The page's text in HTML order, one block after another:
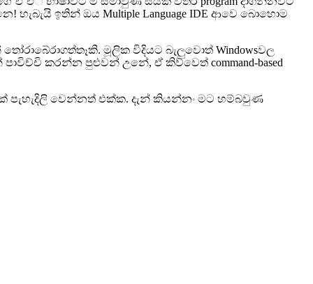
ඉතින් ඔය Multiple Language IDE ආවෙ බොහොම
මූලික විදියට බැලුවොත් Windowsවල
පාවිච්චි කරන්න පුළුවන් උනේ, ඒ කිව්වෙත් command-based
පැහැදිලි වෙන්නත් එක්ක. දැන් කියන්නං මට හම්බවුණ